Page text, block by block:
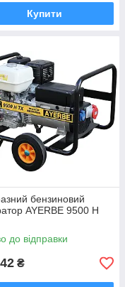
Купити
бензиновий
AYERBE 9500 H
до відправки
₴